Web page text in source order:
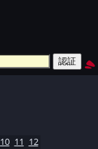
10 11 12